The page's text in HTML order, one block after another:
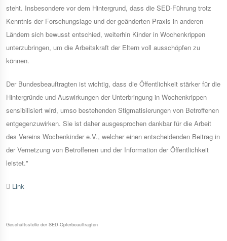
steht. Insbesondere vor dem Hintergrund, dass die SED-Führung trotz
Kenntnis der Forschungslage und der geänderten Praxis in anderen
Ländern sich bewusst entschied, weiterhin Kinder in Wochenkrippen
unterzubringen, um die Arbeitskraft der Eltern voll ausschöpfen zu
können.
Der Bundesbeauftragten ist wichtig, dass die Öffentlichkeit stärker für die
Hintergründe und Auswirkungen der Unterbringung in Wochenkrippen
sensibilisiert wird, umso bestehenden Stigmatisierungen von Betroffenen
entgegenzuwirken. Sie ist daher ausgesprochen dankbar für die Arbeit
des Vereins Wochenkinder e.V., welcher einen entscheidenden Beitrag in
der Vernetzung von Betroffenen und der Information der Öffentlichkeit
leistet."
Link
Geschäftsstelle der SED-Opferbeauftragten